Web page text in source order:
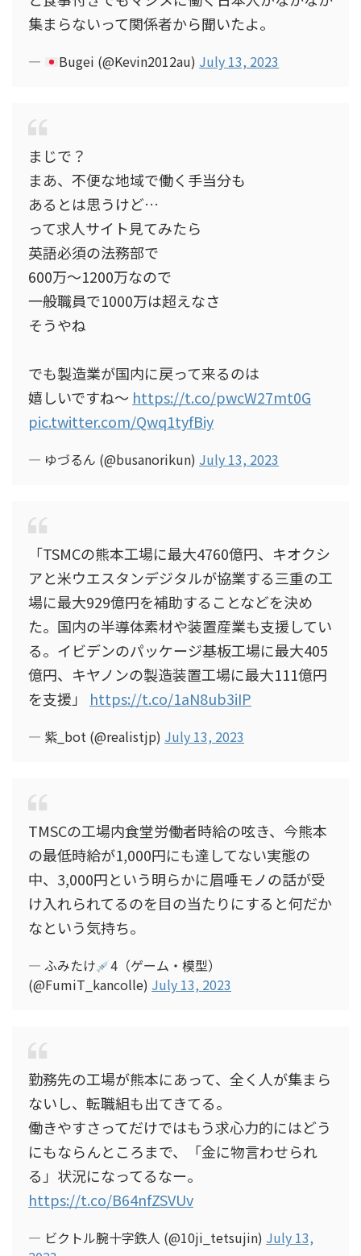
集まらないって関係者から聞いたよ。
— Bugei (@Kevin2012au) July 13, 2023
まじで？
まあ、不便な地域で働く手当分も
あるとは思うけど…
って求人サイト見てみたら
英語必須の法務部で
600万〜1200万なので
一般職員で1000万は超えなさ
そうやね
でも製造業が国内に戻って来るのは
嬉しいですね〜 https://t.co/pwcW27mt0G
pic.twitter.com/Qwq1tyfBiy
— ゆづるん (@busanorikun) July 13, 2023
「TSMCの熊本工場に最大4760億円、キオクシ
アと米ウエスタンデジタルが協業する三重の工
場に最大929億円を補助することなどを決め
た。国内の半導体素材や装置産業も支援してい
る。イビデンのパッケージ基板工場に最大405
億円、キヤノンの製造装置工場に最大111億円
を支援」 https://t.co/1aN8ub3iIP
— 紫_bot (@realistjp) July 13, 2023
TMSCの工場内食堂労働者時給の呟き、今熊本
の最低時給が1,000円にも達してない実態の
中、3,000円という明らかに眉唾モノの話が受
け入れられてるのを目の当たりにすると何だか
なという気持ち。
— ふみたけ
4（ゲーム・模型）
(@FumiT_kancolle) July 13, 2023
勤務先の工場が熊本にあって、全く人が集まら
ないし、転職組も出てきてる。
働きやすさってだけではもう求心力的にはどう
にもならんところまで、「金に物言わせられ
る」状況になってるなー。
https://t.co/B64nfZSVUv
— ビクトル腕十字鉄人 (@10ji_tetsujin) July 13,